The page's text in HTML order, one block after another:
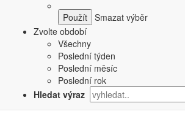
Smazat výběr
Zvolte období
Všechny
Poslední týden
Poslední měsíc
Poslední rok
Hledat výraz